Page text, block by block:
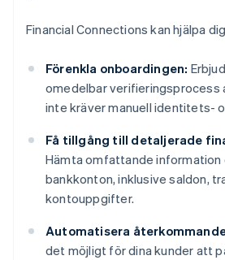
Financial Connections kan hjälpa
Förenkla onboardingen:
omedelbar verifieringsprocess
inte kräver manuell identitets-
Få tillgång till detaljerade
Hämta omfattande information
bankkonton, inklusive saldon,
kontouppgifter.
Automatisera
det möjligt för dina kunder att